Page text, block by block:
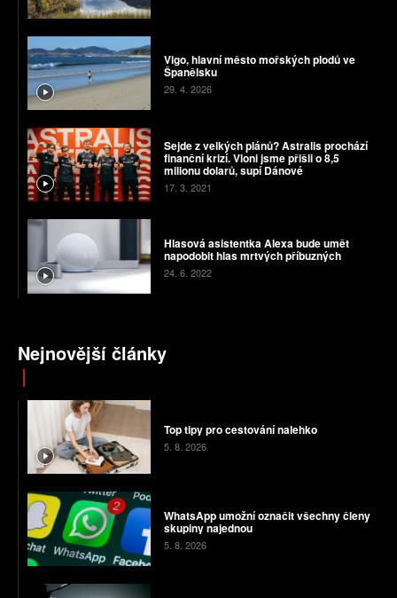
Vigo, hlavní město mořských plodů ve
Španělsku
29. 4. 2026
Sejde z velkých plánů? Astralis prochází
finanční krizí. Vloni jsme přišli o 8,5
milionu dolarů, supí Dánové
17. 3. 2021
Hlasová asistentka Alexa bude umět
napodobit hlas mrtvých příbuzných
24. 6. 2022
Nejnovější články
Top tipy pro cestování nalehko
5. 8. 2026
WhatsApp umožní označit všechny členy
skupiny najednou
5. 8. 2026